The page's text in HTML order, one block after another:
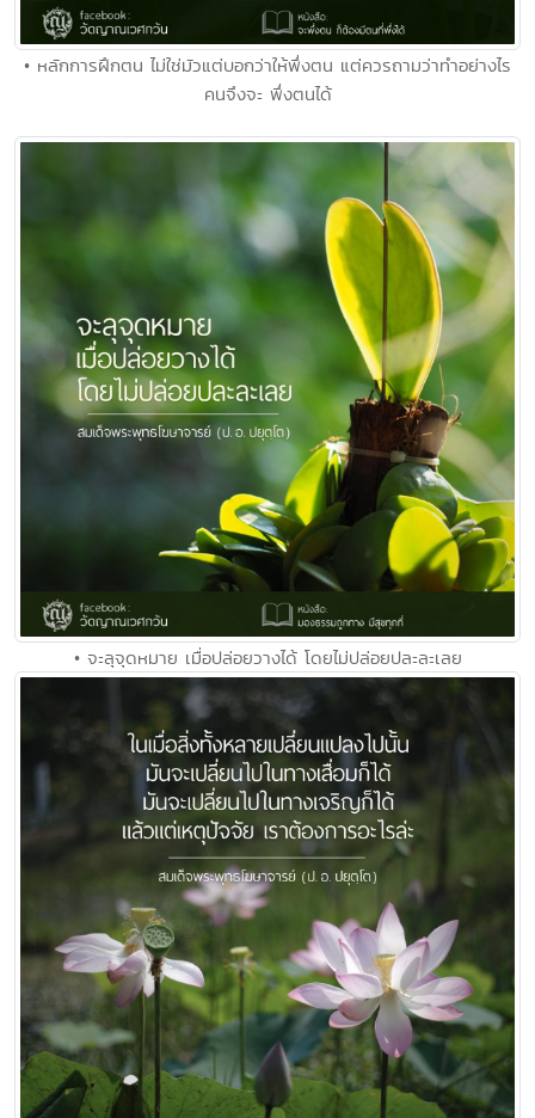
• หลักการฝึกตน ไม่ใช่มัวแต่บอกว่าให้พึ่งตน แต่ควรถามว่าทำอย่างไร
คนจึงจะ พึ่งตนได้
• จะลุจุดหมาย เมื่อปล่อยวางได้ โดยไม่ปล่อยปละละเลย